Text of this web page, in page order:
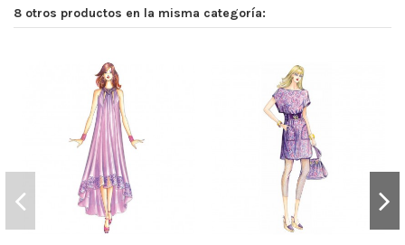
8 otros productos en la misma categoría: